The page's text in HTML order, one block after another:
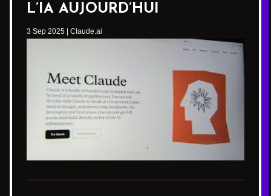
L’IA AUJOURD’HUI
3 Sep 2025 Claude.ai